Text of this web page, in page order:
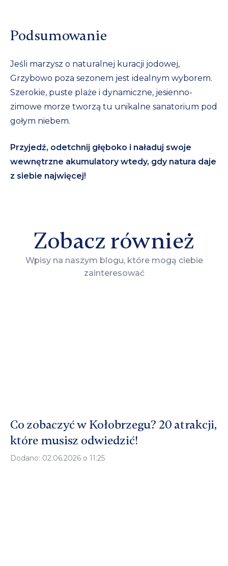
Podsumowanie
Jeśli marzysz o naturalnej kuracji jodowej,
Grzybowo poza sezonem jest idealnym wyborem.
Szerokie, puste plaże i dynamiczne, jesienno-
zimowe morze tworzą tu unikalne sanatorium pod
gołym niebem.
Przyjedź, odetchnij głęboko i naładuj swoje
wewnętrzne akumulatory wtedy, gdy natura daje
z siebie najwięcej!
Zobacz również
Wpisy na naszym blogu, które mogą ciebie
zainteresować
Co zobaczyć w Kołobrzegu? 20 atrakcji,
które musisz odwiedzić!
Dodano: 02.06.2026 o 11:25